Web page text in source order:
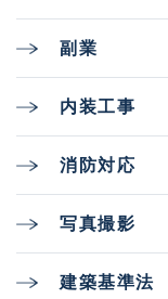
副業
内装工事
消防対応
写真撮影
建築基準法